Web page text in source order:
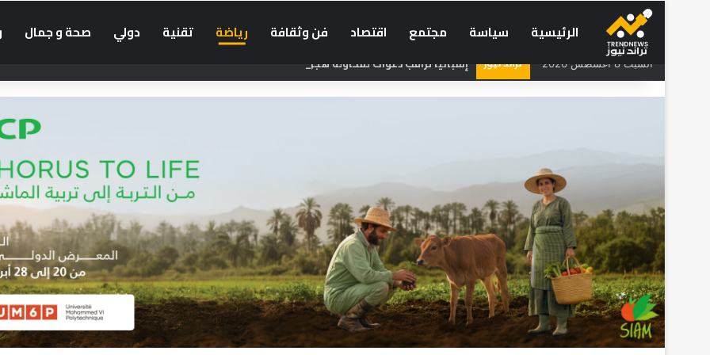
الرئيسية سياسة مجتمع اقتصاد فن وثقافة رياضة تقنية دولي صحة و جمال
السبت 8 أغسطس 2026 تراند نيوز إسبانيا تراقب دعوات لمحاولة هجرة جماعية جديدة نحو سبتة